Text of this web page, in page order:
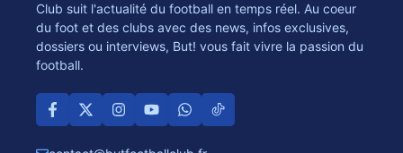
Club suit l'actualité du football en temps réel. Au coeur
du foot et des clubs avec des news, infos exclusives,
dossiers ou interviews, But! vous fait vivre la passion du
football.